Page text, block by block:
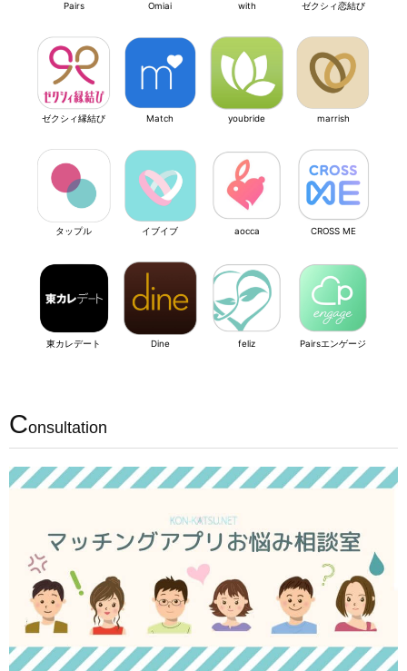
Pairs Omiai with ゼクシィ恋結び
ゼクシィ縁結び Match youbride marrish
タップル イブイブ aocca CROSS ME
東カレデート Dine feliz Pairsエンゲージ
Consultation